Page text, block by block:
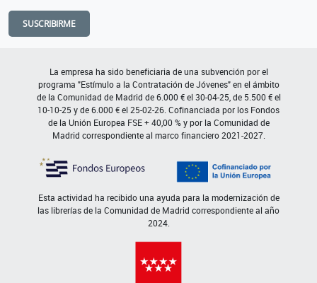
SUSCRIBIRME
La empresa ha sido beneficiaria de una subvención por el
programa "Estímulo a la Contratación de Jóvenes" en el ámbito
de la Comunidad de Madrid de 6.000 € el 30-04-25, de 5.500 € el
10-10-25 y de 6.000 € el 25-02-26. Cofinanciada por los Fondos
de la Unión Europea FSE + 40,00 % y por la Comunidad de
Madrid correspondiente al marco financiero 2021-2027.
Esta actividad ha recibido una ayuda para la modernización de
las librerías de la Comunidad de Madrid correspondiente al año
2024.